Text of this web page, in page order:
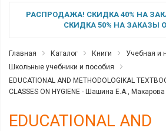
РАСПРОДАЖА! СКИДКА 40% НА
СКИДКА 50% НА ЗАКАЗЫ
Главная Каталог Книги
Учебная и
Школьные учебники и пособия
EDUCATIONAL AND METHODOLOGIKAL
CLASSES ON HYGIENE - Шашина Е.А.,
EDUCATIONAL AND